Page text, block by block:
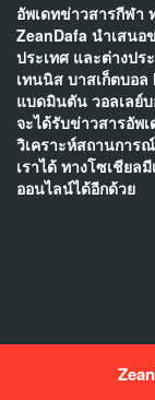
อัพเดทข่าวสารกีฬา
ZeanDafa นำเสน
ประเทศ และต่างปร
เทนนิส บาสเก็ตบอล
แบดมินตัน วอลเลย์
จะได้รับข่าวสารอัพ
วิเคราะห์สถานการ
เราได้ ทางโซเชียล
ออนไลน์ได้อีกด้วย